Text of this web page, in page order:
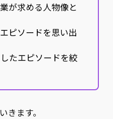
が求める人物像と
ピソードを思い出
たエピソードを絞
きます。